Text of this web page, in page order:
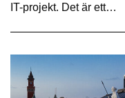
IT-projekt. Det är ett…